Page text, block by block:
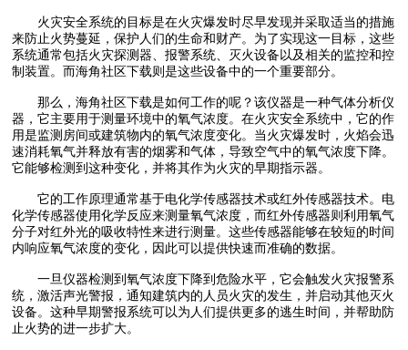
火灾安全系统的目标是在火灾爆发时尽早发现并采取适当的措施
来防止火势蔓延，保护人们的生命和财产。为了实现这一目标，这些
系统通常包括火灾探测器、报警系统、灭火设备以及相关的监控和控
制装置。而海角社区下载则是这些设备中的一个重要部分。
那么，海角社区下载是如何工作的呢？该仪器是一种气体分析仪
器，它主要用于测量环境中的氧气浓度。在火灾安全系统中，它的作
用是监测房间或建筑物内的氧气浓度变化。当火灾爆发时，火焰会迅
速消耗氧气并释放有害的烟雾和气体，导致空气中的氧气浓度下降。
它能够检测到这种变化，并将其作为火灾的早期指示器。
它的工作原理通常基于电化学传感器技术或红外传感器技术。电
化学传感器使用化学反应来测量氧气浓度，而红外传感器则利用氧气
分子对红外光的吸收特性来进行测量。这些传感器能够在较短的时间
内响应氧气浓度的变化，因此可以提供快速而准确的数据。
一旦仪器检测到氧气浓度下降到危险水平，它会触发火灾报警系
统，激活声光警报，通知建筑内的人员火灾的发生，并启动其他灭火
设备。这种早期警报系统可以为人们提供更多的逃生时间，并帮助防
止火势的进一步扩大。